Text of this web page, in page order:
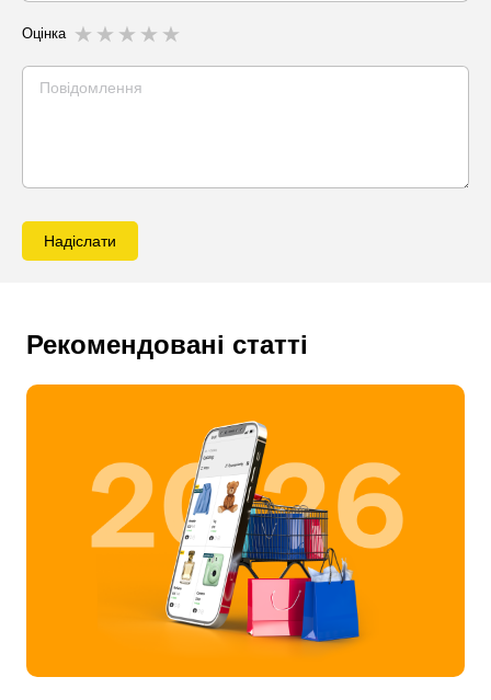
Оцінка
Надіслати
Рекомендовані статті